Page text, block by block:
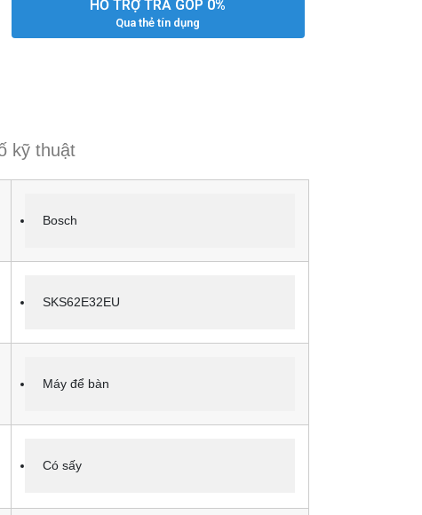
HỖ TRỢ TRẢ GÓP 0%
Qua thẻ tín dụng
kỹ thuật
Bosch
SKS62E32EU
Máy để bàn
Có sấy